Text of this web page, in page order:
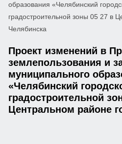
образования «Челябинский
градостроительной зоны 05 27 в
Челябинска
Проект изменений в
землепользования и
муниципального
«Челябинский
градостроительной
Центральном районе